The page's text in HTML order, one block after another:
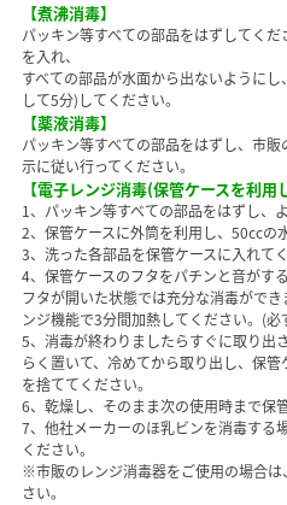
【煮沸消毒】
パッキン等すべての部品をはずしてく
を入れ、
すべての部品が水面から出ないように
して5分)してください。
【薬液消毒】
パッキン等すべての部品をはずし、市
示に従い行ってください。
【電子レンジ消毒(保管ケースを利用
1、パッキン等すべての部品をはずし、
2、保管ケースに外筒を利用し、50ccの
3、洗った各部品を保管ケースに入れてく
4、保管ケースのフタをパチンと音がす
フタが開いた状態では充分な消毒がで
ンジ機能で3分間加熱してください。(必
5、消毒が終わりましたらすぐに取り出
らく置いて、冷めてから取り出し、保
を捨ててください。
6、乾燥し、そのまま次の使用時まで保管
7、他社メーカーのほ乳ビンを消毒する
ください。
※市販のレンジ消毒器をご使用の場合
さい。